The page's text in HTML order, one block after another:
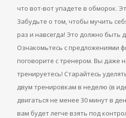
что вот-вот упадете в обморок.
Забудьте о том, чтобы мучить
раз и навсегда! Это должно быть
Ознакомьтесь с предложениями
поговорите с тренером. Вы даже
тренируетесь! Старайтесь
двум тренировкам в неделю (в
двигаться не менее 30 минут в
вам будет легче взять под